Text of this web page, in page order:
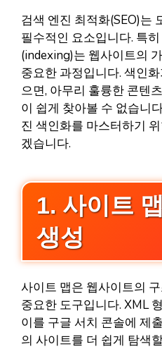
검색 엔진 최적화(SEO)는
필수적인 요소입니다. 특
(indexing)는 웹사이트의
중요한 과정입니다. 색인
으면, 아무리 훌륭한 콘텐
이 쉽게 찾아볼 수 없습니
진 색인화를 마스터하기
겠습니다.
1. 사이트
생성
사이트 맵은 웹사이트의
중요한 도구입니다. XML
이를 구글 서치 콘솔에 제
의 사이트를 더 쉽게 탐색